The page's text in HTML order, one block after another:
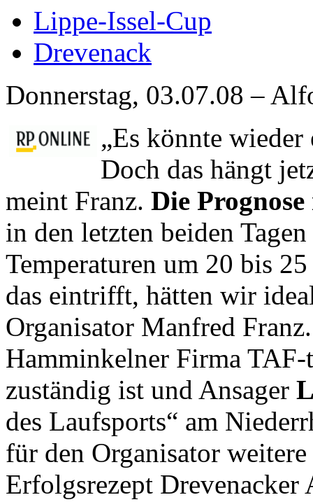
Lippe-Issel-Cup
Drevenack
Donnerstag, 03.07.08 –
„Es könnte
Doch das hängt
meint Franz. Die
in den letzten beiden
Temperaturen um 20 bis
das eintrifft, hätten wir
Organisator Manfred
Hamminkelner Firma
zuständig ist und Ansager
des Laufsports“ am
für den Organisator
Erfolgsrezept Drevenacker